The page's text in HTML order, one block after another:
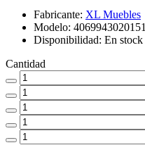
Fabricante: XL Muebles
Modelo: 4069943020151
Disponibilidad: En stock
Cantidad